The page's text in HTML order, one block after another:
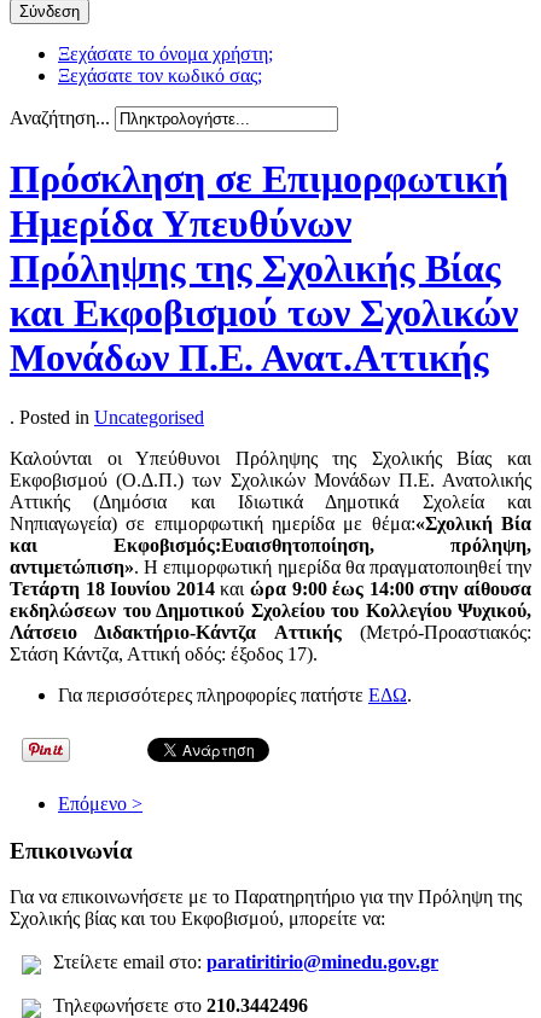
Σύνδεση
Ξεχάσατε το όνομα χρήστη;
Ξεχάσατε τον κωδικό σας;
Αναζήτηση...
Πρόσκληση σε Επιμορφωτική
Ημερίδα Υπευθύνων
Πρόληψης της Σχολικής Βίας
και Εκφοβισμού των Σχολικών
Μονάδων Π.Ε. Ανατ.Αττικής
. Posted in Uncategorised
Καλούνται οι Υπεύθυνοι Πρόληψης της Σχολικής Βίας και
Εκφοβισμού (Ο.Δ.Π.) των Σχολικών Μονάδων Π.Ε. Ανατολικής
Αττικής (Δημόσια και Ιδιωτικά Δημοτικά Σχολεία και
Νηπιαγωγεία) σε επιμορφωτική ημερίδα με θέμα:«Σχολική Βία
και Εκφοβισμός:Ευαισθητοποίηση, πρόληψη,
αντιμετώπιση». Η επιμορφωτική ημερίδα θα πραγματοποιηθεί την
Τετάρτη 18 Ιουνίου 2014καιώρα 9:00 έως 14:00 στην αίθουσα
εκδηλώσεων του Δημοτικού Σχολείου του Κολλεγίου Ψυχικού,
Λάτσειο Διδακτήριο-Κάντζα Αττικής(Μετρό-Προαστιακός:
Στάση Κάντζα, Αττική οδός: έξοδος 17).
Για περισσότερες πληροφορίες πατήστε ΕΔΩ.
Επόμενο >
Επικοινωνία
Για να επικοινωνήσετε με το Παρατηρητήριο για την Πρόληψη της
Σχολικής βίας και του Εκφοβισμού, μπορείτε να:
Στείλετε email στο: paratiritirio@minedu.gov.gr
Τηλεφωνήσετε στο 210.3442496